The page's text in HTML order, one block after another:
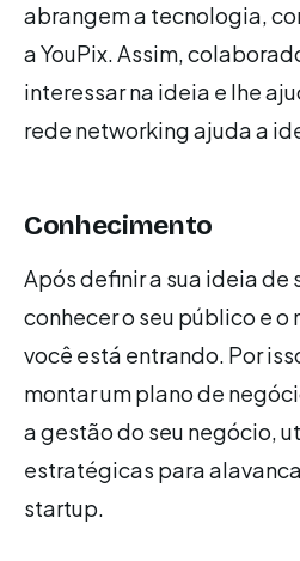
abrangem a tecnologia,
a YouPix. Assim,
interessar na ideia e lhe
rede networking ajuda a
Conhecimento
Após definir a sua ideia de
conhecer o seu público e o
você está entrando. Por
montar um plano de
a gestão do seu negócio,
estratégicas para
startup.